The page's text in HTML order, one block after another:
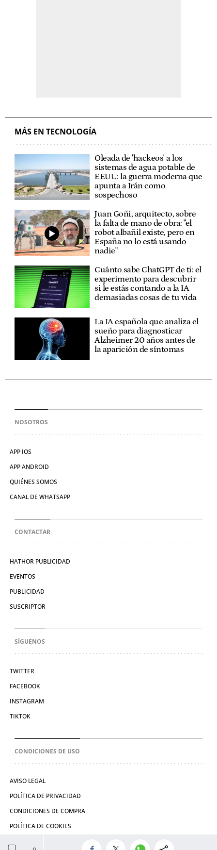
MÁS EN TECNOLOGÍA
Oleada de 'hackeos' a los
sistemas de agua potable de
EEUU: la guerra moderna que
apunta a Irán como
sospechoso
Juan Goñi, arquitecto, sobre
la falta de mano de obra: "el
robot albañil existe, pero en
España no lo está usando
nadie"
Cuánto sabe ChatGPT de ti: el
experimento para descubrir
si le estás contando a la IA
demasiadas cosas de tu vida
La IA española que analiza el
sueño para diagnosticar
Alzheimer 20 años antes de
la aparición de síntomas
NOSOTROS
APP IOS
APP ANDROID
QUIÉNES SOMOS
CANAL DE WHATSAPP
CONTACTAR
HATHOR PUBLICIDAD
EVENTOS
PUBLICIDAD
SUSCRIPTOR
SÍGUENOS
TWITTER
FACEBOOK
INSTAGRAM
TIKTOK
CONDICIONES DE USO
AVISO LEGAL
POLÍTICA DE PRIVACIDAD
CONDICIONES DE COMPRA
POLÍTICA DE COOKIES